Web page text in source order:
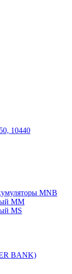
10440
MNB
MM
MS
BANK)